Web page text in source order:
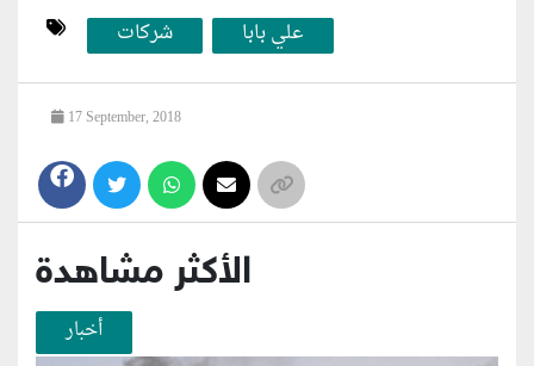
شركات
علي بابا
17 September, 2018
الأكثر مشاهدة
أخبار